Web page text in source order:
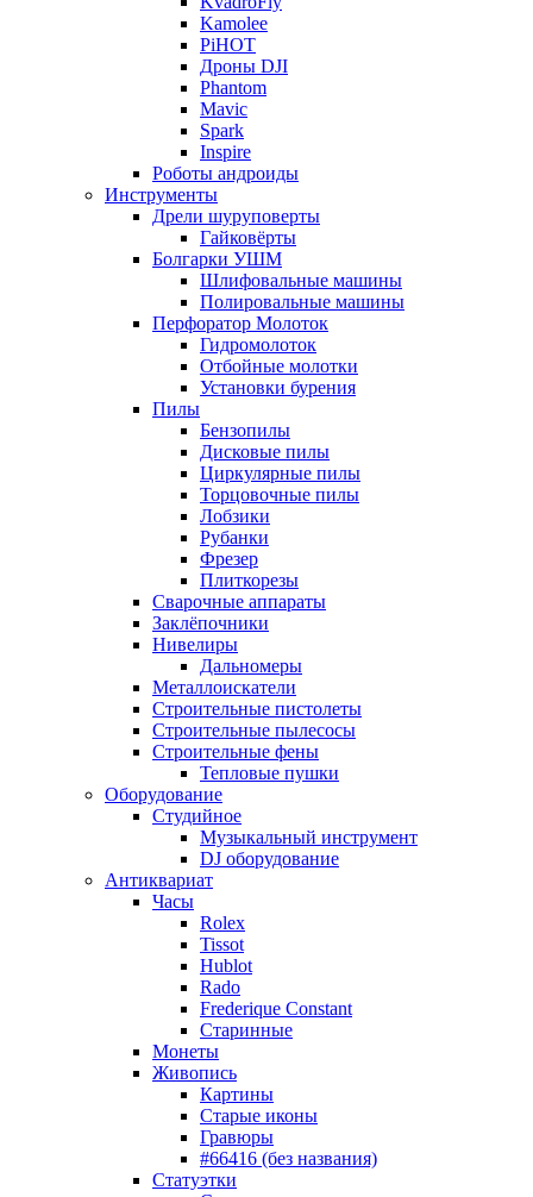
Kamolee
PiHOT
Дроны DJI
Phantom
Mavic
Spark
Inspire
Роботы андроиды
Инструменты
Дрели шуруповерты
Гайковёрты
Болгарки УШМ
Шлифовальные машины
Полировальные машины
Перфоратор Молоток
Гидромолоток
Отбойные молотки
Установки бурения
Пилы
Бензопилы
Дисковые пилы
Циркулярные пилы
Торцовочные пилы
Лобзики
Рубанки
Фрезер
Плиткорезы
Сварочные аппараты
Заклёпочники
Нивелиры
Дальномеры
Металлоискатели
Строительные пистолеты
Строительные пылесосы
Строительные фены
Тепловые пушки
Оборудование
Студийное
Музыкальный инструмент
DJ оборудование
Антиквариат
Часы
Rolex
Tissot
Hublot
Rado
Frederique Constant
Старинные
Монеты
Живопись
Картины
Старые иконы
Гравюры
#66416 (без названия)
Статуэтки